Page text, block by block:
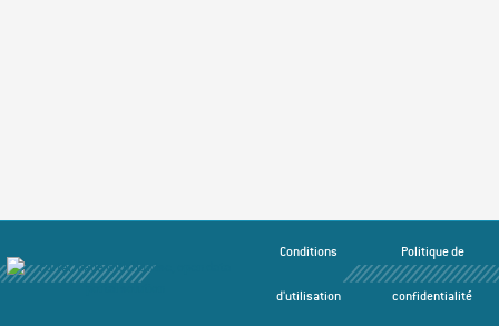
Conditions
d'utilisation
Politique de
confidentialité